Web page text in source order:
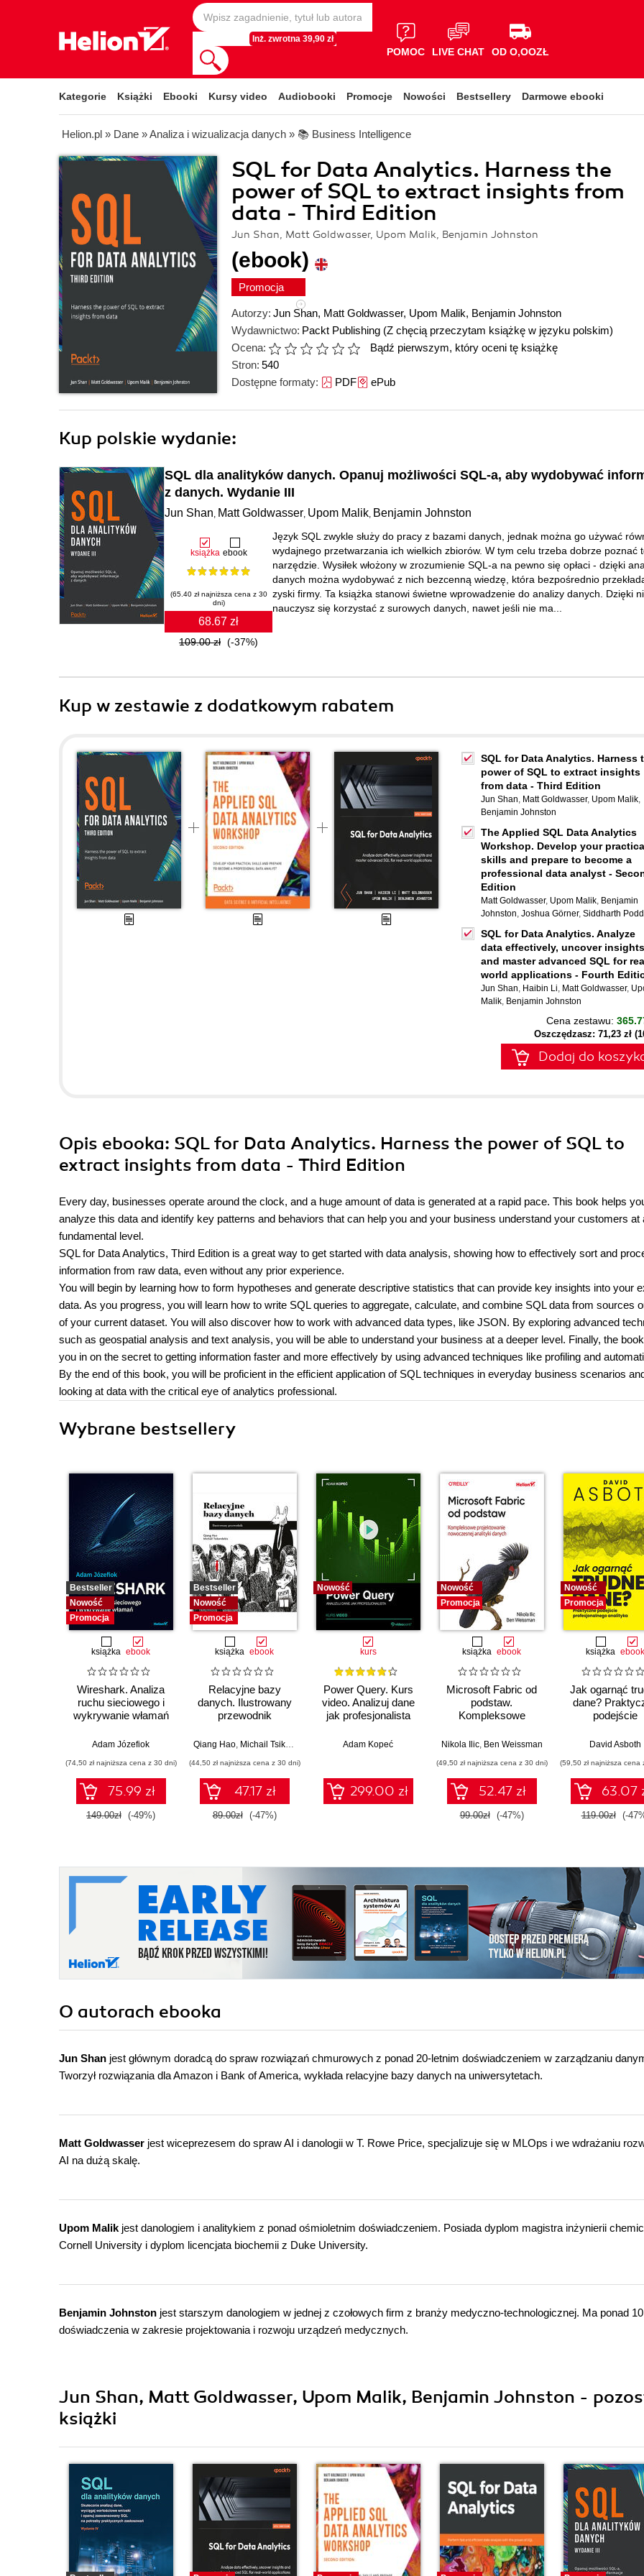
Inż. zwrotna 39,90 zł
POMOC LIVE CHAT OD O,OOZŁ
Kategorie Książki Ebooki Kursy video Audiobooki Promocje Nowości Bestsellery Darmowe ebooki
Helion.pl » Dane »Analiza i wizualizacja danych » 📚 Business Intelligence
SQL for Data Analytics. Harness the
power of SQL to extract insights from
data - Third Edition
Jun Shan, Matt Goldwasser, Upom Malik, Benjamin Johnston
(ebook)
Promocja
Autorzy: Jun Shan, Matt Goldwasser, Upom Malik, Benjamin Johnston
Wydawnictwo: Packt Publishing (Z chęcią przeczytam książkę w języku polskim)
Ocena:
Bądź pierwszym, który oceni tę książkę
Stron: 540
Dostępne formaty: PDFePub
Kup polskie wydanie:
SQL dla analityków danych. Opanuj możliwości SQL-a, aby wydobywać
z danych. Wydanie III
Jun Shan, Matt Goldwasser, Upom Malik, Benjamin Johnston
książka ebook
(65.40 zł najniższa cena z 30
dni)
68.67 zł
109.00 zł (-37%)
Język SQL zwykle służy do pracy z bazami danych, jednak można go używać
wydajnego przetwarzania ich wielkich zbiorów. W tym celu trzeba dobrze poznać
narzędzie. Wysiłek włożony w zrozumienie SQL-a na pewno się opłaci - dzięki
danych można wydobywać z nich bezcenną wiedzę, która bezpośrednio
zyski firmy. Ta książka stanowi świetne wprowadzenie do analizy danych. Dzięki
nauczysz się korzystać z surowych danych, nawet jeśli nie ma...
Kup w zestawie z dodatkowym rabatem
SQL for Data Analytics. Harness
power of SQL to extract insights
from data - Third Edition
Jun Shan, Matt Goldwasser, Upom Malik,
Benjamin Johnston
The Applied SQL Data Analytics
Workshop. Develop your
skills and prepare to become a
professional data analyst -
Edition
Matt Goldwasser, Upom Malik, Benjamin
Johnston, Joshua Görner, Siddharth
SQL for Data Analytics. Analyze
data effectively, uncover insights
and master advanced SQL for
world applications - Fourth
Jun Shan, Haibin Li, Matt Goldwasser,
Malik, Benjamin Johnston
Cena zestawu:
Oszczędzasz: 71,23 zł
Dodaj do
Opis ebooka: SQL for Data Analytics. Harness the power of SQL to
extract insights from data - Third Edition
Every day, businesses operate around the clock, and a huge amount of data is generated at a rapid pace. This book helps
analyze this data and identify key patterns and behaviors that can help you and your business understand your customers at
fundamental level.
SQL for Data Analytics, Third Edition is a great way to get started with data analysis, showing how to effectively sort and
information from raw data, even without any prior experience.
You will begin by learning how to form hypotheses and generate descriptive statistics that can provide key insights into your
data. As you progress, you will learn how to write SQL queries to aggregate, calculate, and combine SQL data from sources
of your current dataset. You will also discover how to work with advanced data types, like JSON. By exploring advanced
such as geospatial analysis and text analysis, you will be able to understand your business at a deeper level. Finally, the
you in on the secret to getting information faster and more effectively by using advanced techniques like profiling and
By the end of this book, you will be proficient in the efficient application of SQL techniques in everyday business scenarios
looking at data with the critical eye of analytics professional.
Wybrane bestsellery
Bestseller
Nowość
Promocja
książka ebook
Wireshark. Analiza
ruchu sieciowego i
wykrywanie włamań
Adam Józefiok
(74,50 zł najniższa cena z 30 dni)
75.99 zł
149.00zł (-49%)
Bestseller
Nowość
Promocja
książka ebook
Relacyjne bazy
danych. Ilustrowany
przewodnik
Qiang Hao, Michail Tsikerdekis
(44,50 zł najniższa cena z 30 dni)
47.17 zł
89.00zł (-47%)
Nowość
kurs
Power Query. Kurs
video. Analizuj dane
jak profesjonalista
Adam Kopeć
299.00 zł
Nowość
Promocja
książka ebook
Microsoft Fabric od
podstaw.
Kompleksowe
nowoczesnej
Nikola Ilic, Ben Weissman
(49,50 zł najniższa cena z 30 dni)
52.47 zł
99.00zł (-47%)
Nowość
Promocja
książka ebook
Jak ogarnąć
dane?
podejście
analityka
David Asboth
(59,50 zł najniższa cena
63.07
119.00zł (-
O autorach ebooka
Jun Shan jest głównym doradcą do spraw rozwiązań chmurowych z ponad 20-letnim doświadczeniem w zarządzaniu
Tworzył rozwiązania dla Amazon i Bank of America, wykłada relacyjne bazy danych na uniwersytetach.
Matt Goldwasser jest wiceprezesem do spraw AI i danologii w T. Rowe Price, specjalizuje się w MLOps i we wdrażaniu
AI na dużą skalę.
Upom Malik jest danologiem i analitykiem z ponad ośmioletnim doświadczeniem. Posiada dyplom magistra inżynierii
Cornell University i dyplom licencjata biochemii z Duke University.
Benjamin Johnston jest starszym danologiem w jednej z czołowych firm z branży medyczno-technologicznej. Ma ponad
doświadczenia w zakresie projektowania i rozwoju urządzeń medycznych.
Jun Shan, Matt Goldwasser, Upom Malik, Benjamin Johnston -
książki